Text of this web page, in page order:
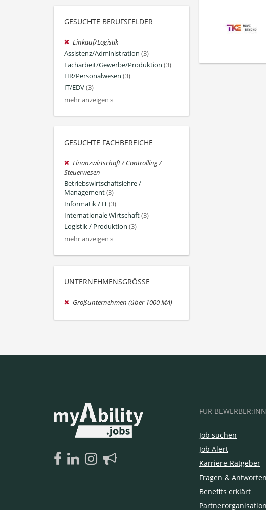
GESUCHTE BERUFSFELDER
Einkauf/Logistik
Assistenz/Administration (3)
Facharbeit/Gewerbe/Produktion (3)
HR/Personalwesen (3)
IT/EDV(3)
mehr anzeigen »
GESUCHTE FACHBEREICHE
Finanzwirtschaft / Controlling /
Steuerwesen
Betriebswirtschaftslehre /
Management(3)
Informatik / IT(3)
Internationale Wirtschaft(3)
Logistik / Produktion (3)
mehr anzeigen »
UNTERNEHMENSGRÖSSE
Großunternehmen (über 1000 MA)
FÜR
Job suchen
Job Alert
Karriere-Ratgeber
Fragen & Antworten
Benefits erklärt